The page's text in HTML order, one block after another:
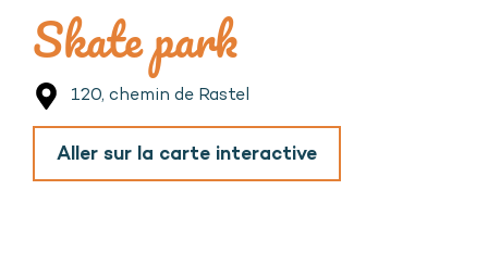
Skate park
120, chemin de Rastel
Aller sur la carte interactive